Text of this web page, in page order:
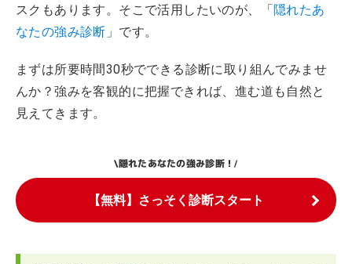
スクもあります。そこで活用したいのが、「隠れたあ
なたの強み診断 」です。
まずは所要時間30秒でできる診断に取り組んでみませ
んか？強みを客観的に把握できれば、進む道も自然と
見えてきます。
\隠れたあなたの強み診断！/
【無料】さっそく診断スタート